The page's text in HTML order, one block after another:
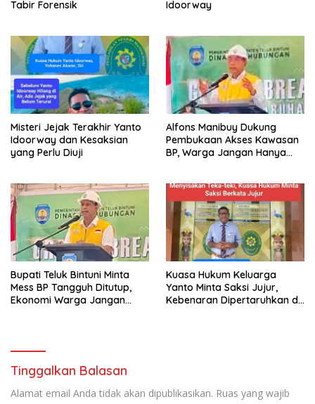
Tabir Forensik
Idoorway
Misteri Jejak Terakhir Yanto
Idoorway dan Kesaksian
yang Perlu Diuji
Alfons Manibuy Dukung
Pembukaan Akses Kawasan
BP, Warga Jangan Hanya
Bupati Teluk Bintuni Minta
Mess BP Tangguh Ditutup,
Ekonomi Warga Jangan
Kuasa Hukum Keluarga
Yanto Minta Saksi Jujur,
Kebenaran Dipertaruhkan di
Tinggalkan Balasan
Alamat email Anda tidak akan dipublikasikan. Ruas yang wajib